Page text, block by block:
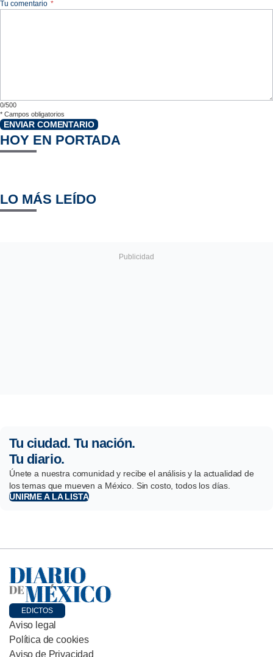
Tu comentario *
0/500
* Campos obligatorios
ENVIAR COMENTARIO
HOY EN PORTADA
LO MÁS LEÍDO
Tu ciudad. Tu nación.
Tu diario.
Únete a nuestra comunidad y recibe el análisis y la actualidad de
los temas que mueven a México. Sin costo, todos los días.
UNIRME A LA LISTA
EDICTOS
Aviso legal
Política de cookies
Aviso de Privacidad